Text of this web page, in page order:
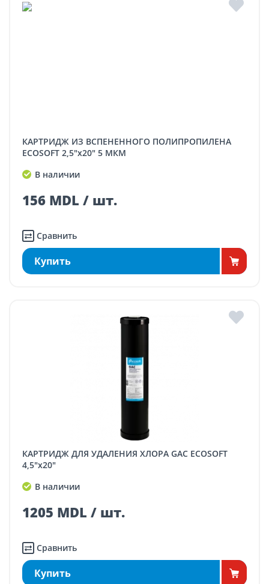
КАРТРИДЖ ИЗ ВСПЕНЕННОГО ПОЛИПРОПИЛЕНА
ECOSOFT 2,5"x20" 5 МКМ
В наличии
156 MDL / шт.
Сравнить
Купить
КАРТРИДЖ ДЛЯ УДАЛЕНИЯ ХЛОРА GAC ECOSOFT
4,5"x20"
В наличии
1205 MDL / шт.
Сравнить
Купить